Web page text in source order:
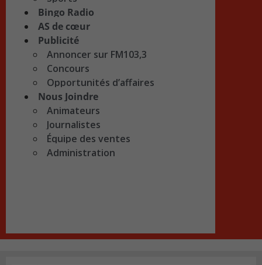
Bingo Radio
AS de cœur
Publicité
Annoncer sur FM103,3
Concours
Opportunités d’affaires
Nous Joindre
Animateurs
Journalistes
Équipe des ventes
Administration